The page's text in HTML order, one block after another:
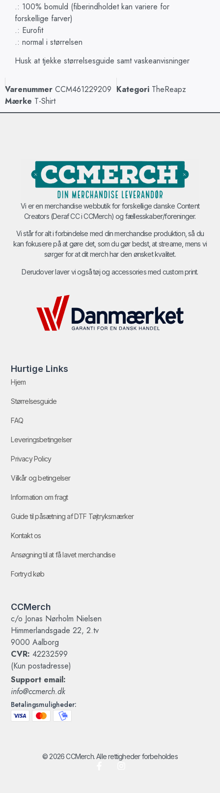
.: 100% bomuld (fiberindholdet kan variere for
forskellige farver)
.: Eurofit
.: normal i størrelsen
Husk at tjekke størrelsesguide samt vaskeanvisninger
Varenummer CCM461229209 Kategori TheReapz
Mærke T-Shirt
Vi er en merchandise webbutik for forskellige danske Content
Creators (Deraf CC i CCMerch) og fællesskaber/foreninger.
Vi står for alt i forbindelse med din merchandise produktion, så du
kan fokusere på at gøre det, som du gør bedst, at streame, mens vi
sørger for at dit merch har den ønsket kvalitet.
Derudover laver vi også tøj og accessories med custom print.
Hurtige Links
Hjem
Størrelsesguide
FAQ
Leveringsbetingelser
Privacy Policy
Vilkår og betingelser
Information om fragt
Guide til påsætning af DTF Tøjtryksmærker
Kontakt os
Ansøgning til at få lavet merchandise
Fortryd køb
CCMerch
c/o Jonas Nørholm Nielsen
Himmerlandsgade 22, 2.tv
9000 Aalborg
CVR: 42232599
(Kun postadresse)
Support email:
info@ccmerch.dk
Betalingsmuligheder:
© 2026 CCMerch. Alle rettigheder forbeholdes